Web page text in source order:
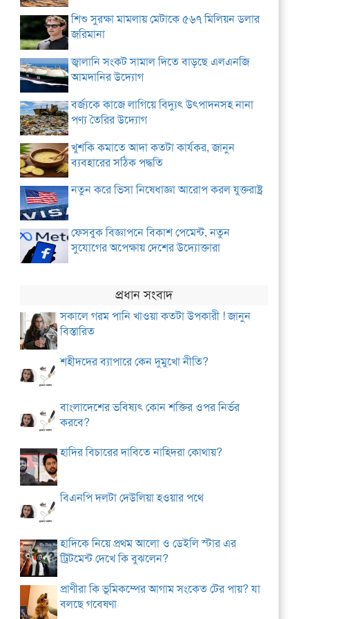
শিশু সুরক্ষা মামলায় মেটাকে ৫৬৭ মিলিয়ন ডলার
জরিমানা
জ্বালানি সংকট সামাল দিতে বাড়ছে এলএনজি
আমদানির উদ্যোগ
বর্জ্যকে কাজে লাগিয়ে বিদ্যুৎ উৎপাদনসহ নানা
পণ্য তৈরির উদ্যোগ
খুশকি কমাতে আদা কতটা কার্যকর, জানুন
ব্যবহারের সঠিক পদ্ধতি
নতুন করে ভিসা নিষেধাজ্ঞা আরোপ করল যুক্তরাষ্ট্র
ফেসবুক বিজ্ঞাপনে বিকাশ পেমেন্ট, নতুন
সুযোগের অপেক্ষায় দেশের উদ্যোক্তারা
প্রধান সংবাদ
সকালে গরম পানি খাওয়া কতটা উপকারী ! জানুন
বিস্তারিত
শহীদদের ব্যাপারে কেন দুমুখো নীতি?
বাংলাদেশের ভবিষ্যৎ কোন শক্তির ওপর নির্ভর
করবে?
হাদির বিচারের দাবিতে নাহিদরা কোথায়?
বিএনপি দলটা দেউলিয়া হওয়ার পথে
হাদিকে নিয়ে প্রথম আলো ও ডেইলি স্টার এর
ট্রিটমেন্ট দেখে কি বুঝলেন?
প্রাণীরা কি ভূমিকম্পের আগাম সংকেত টের পায়? যা
বলছে গবেষণা